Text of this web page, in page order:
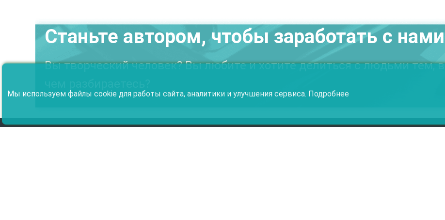
Станьте автором, чтобы заработать с нами
Вы творческий человек? Вы любите и хотите делиться с людьми тем, в
Мы используем файлы cookie для работы сайта, аналитики и улучшения сервиса. Подробнее